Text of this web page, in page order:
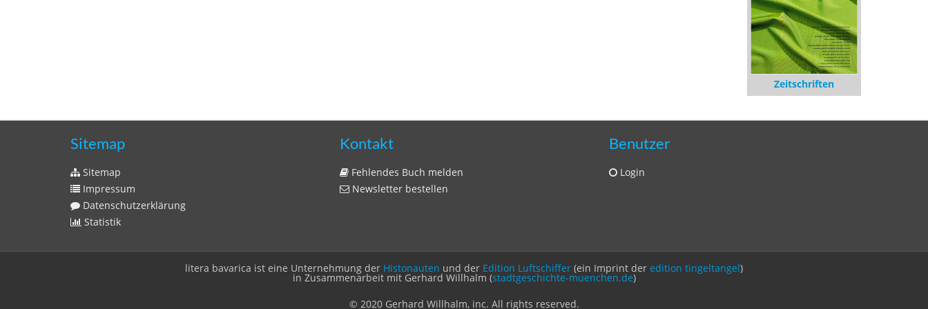
Zeitschriften
Sitemap
Sitemap
Impressum
Datenschutzerklärung
Statistik
Kontakt
Fehlendes Buch melden
Newsletter bestellen
Benutzer
Login
litera bavarica ist eine Unternehmung der Histonauten und der Edition Luftschiffer (ein Imprint der edition tingeltangel)
in Zusammenarbeit mit Gerhard Willhalm (stadtgeschichte-muenchen.de)
© 2020 Gerhard Willhalm, inc. All rights reserved.